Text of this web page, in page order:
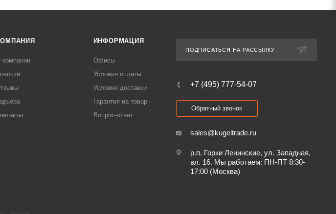
компании
ИНФОРМАЦИЯ
Офисы
Условия оплаты
Условия доставки
Гарантия на товар
Вопрос-ответ
ПОДПИСАТЬСЯ НА РАССЫЛКУ
+7 (495) 777-54-07
Обратный звонок
sales@kugeltrade.ru
р.п. Горки Ленинские, ул. Западная,
вл. 16. Мы работаем: ПН-ПТ 8:30-
17:00 (Москва)